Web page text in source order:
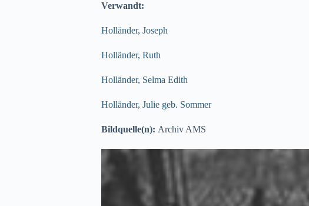
Verwandt:
Holländer, Joseph
Holländer, Ruth
Holländer, Selma Edith
Holländer, Julie geb. Sommer
Bildquelle(n): Archiv AMS